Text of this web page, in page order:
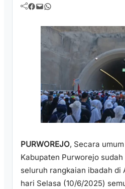
Facebook Mail WhatsApp
PURWOREJO, Secara
Kabupaten Purworejo
seluruh rangkaian ibadah di
hari Selasa (10/6/2025)